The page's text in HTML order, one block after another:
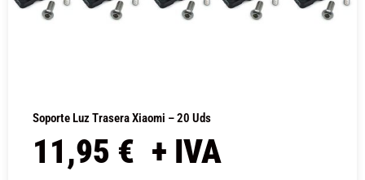
Soporte Luz Trasera Xiaomi – 20 Uds
11,95 € + IVA